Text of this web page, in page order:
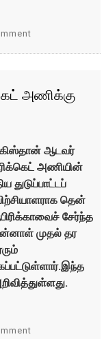
அணிக்கு
ஆடவர்
அணியின்
துடுப்பாட்டப்
தென்
சேர்ந்த
முதல் தர